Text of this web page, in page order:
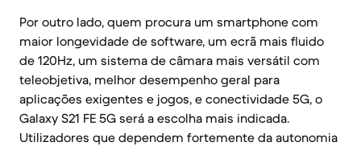
Por outro lado, quem procura um smartphone com
maior longevidade de software, um ecrã mais fluido
de 120Hz, um sistema de câmara mais versátil com
teleobjetiva, melhor desempenho geral para
aplicações exigentes e jogos, e conectividade 5G, o
Galaxy S21 FE 5G será a escolha mais indicada.
Utilizadores que dependem fortemente da autonomia